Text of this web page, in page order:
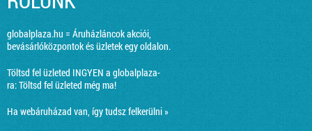
globalplaza.hu = Áruházláncok akciói,
bevásárlóközpontok és üzletek egy oldalon.
Töltsd fel üzleted INGYEN a globalplaza-
ra:Töltsd fel üzleted még ma!
Ha webáruházad van, így tudsz felkerülni »